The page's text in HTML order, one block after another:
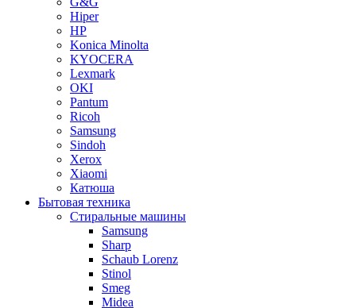
Hiper
HP
Konica Minolta
KYOCERA
Lexmark
OKI
Pantum
Ricoh
Samsung
Sindoh
Xerox
Xiaomi
Катюша
Бытовая техника
Стиральные машины
Samsung
Sharp
Schaub Lorenz
Stinol
Smeg
Midea